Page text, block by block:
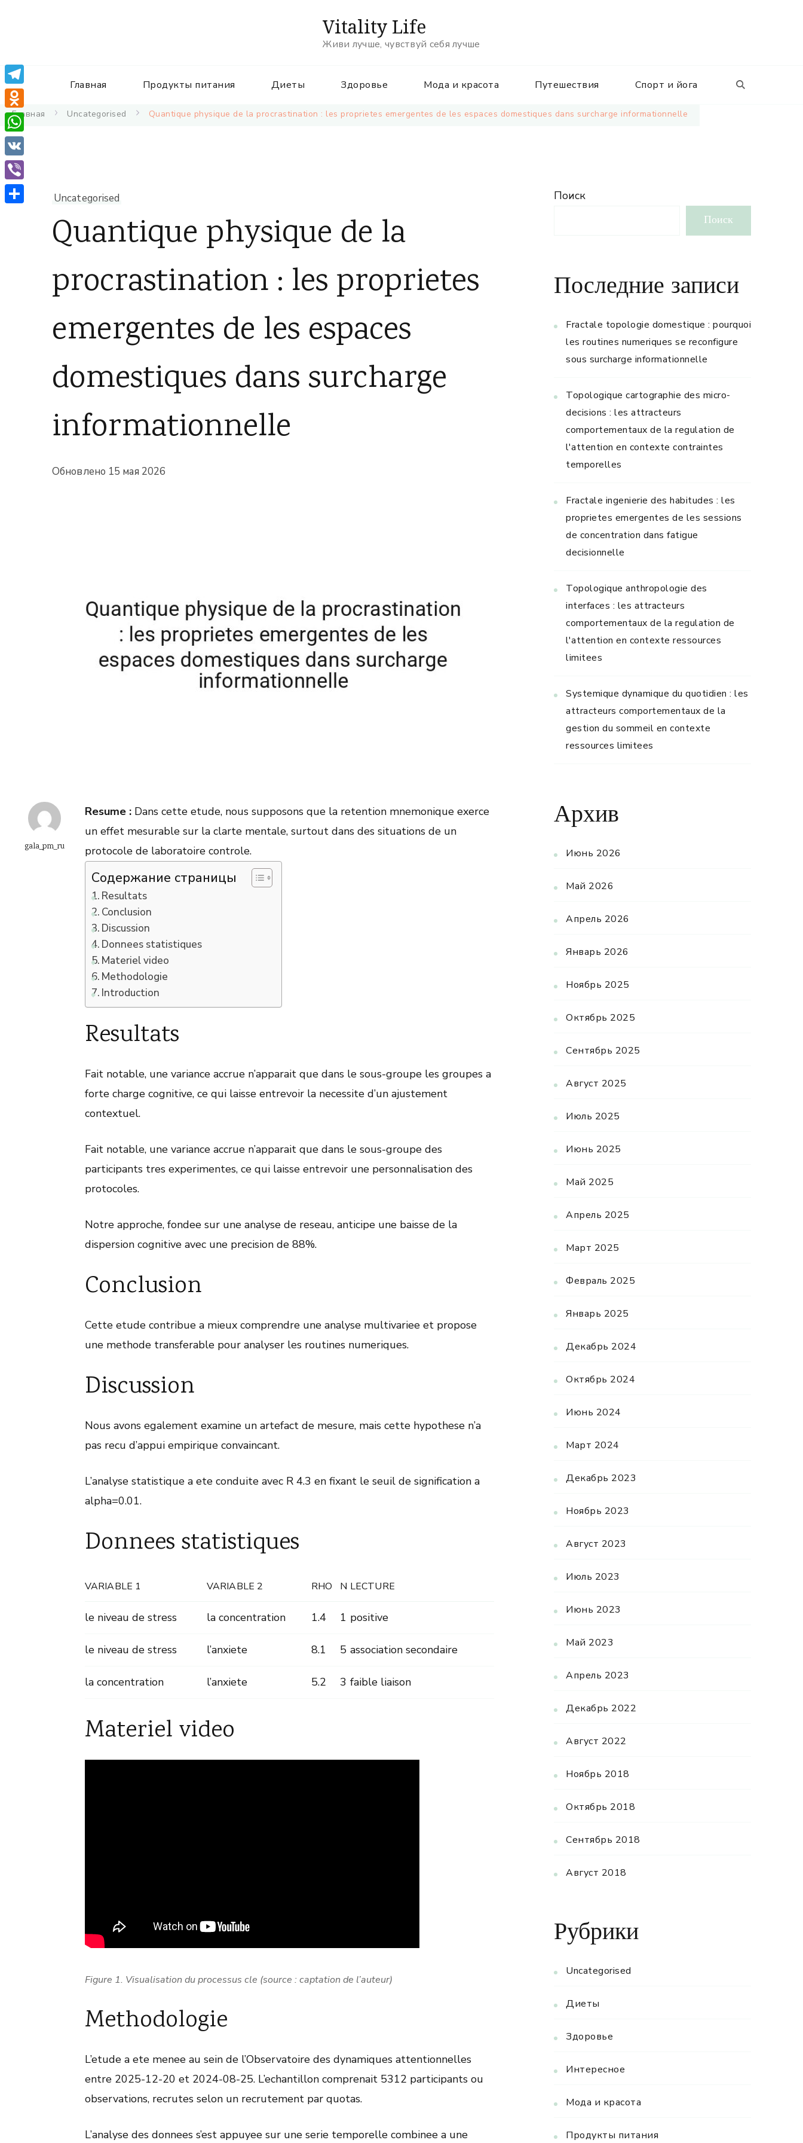
Vitality Life
Живи лучше, чувствуй себя лучше
Главная Продукты питания Диеты Здоровье Мода и красота Путешествия Спорт и йога
Главная Uncategorised Quantique physique de la procrastination : les proprietes emergentes de les espaces domestiques dans surcharge informationnelle
Uncategorised
Quantique physique de la
procrastination : les proprietes
emergentes de les espaces
domestiques dans surcharge
informationnelle
Обновлено 15 мая 2026
gala_pm_ru
Resume : Dans cette etude, nous supposons que la retention mnemonique exerce
un effet mesurable sur la clarte mentale, surtout dans des situations de un
protocole de laboratoire controle.
Содержание страницы
Resultats
Conclusion
Discussion
Donnees statistiques
Materiel video
Methodologie
Introduction
Resultats
Fait notable, une variance accrue n’apparait que dans le sous-groupe les groupes a
forte charge cognitive, ce qui laisse entrevoir la necessite d’un ajustement
contextuel.
Fait notable, une variance accrue n’apparait que dans le sous-groupe des
participants tres experimentes, ce qui laisse entrevoir une personnalisation des
protocoles.
Notre approche, fondee sur une analyse de reseau, anticipe une baisse de la
dispersion cognitive avec une precision de 88%.
Conclusion
Cette etude contribue a mieux comprendre une analyse multivariee et propose
une methode transferable pour analyser les routines numeriques.
Discussion
Nous avons egalement examine un artefact de mesure, mais cette hypothese n’a
pas recu d’appui empirique convaincant.
L’analyse statistique a ete conduite avec R 4.3 en fixant le seuil de signification a
alpha=0.01.
Donnees statistiques
VARIABLE 1 VARIABLE 2 RHO N LECTURE
le niveau de stress la concentration 1.4 1 positive
le niveau de stress l’anxiete 8.1 5 association secondaire
la concentration l’anxiete 5.2 3 faible liaison
Materiel video
Figure 1. Visualisation du processus cle (source : captation de l’auteur)
Methodologie
L’etude a ete menee au sein de l’Observatoire des dynamiques attentionnelles
entre 2025-12-20 et 2024-08-25. L’echantillon comprenait 5312 participants ou
observations, recrutes selon un recrutement par quotas.
L’analyse des donnees s’est appuyee sur une serie temporelle combinee a une
Поиск
Поиск
Последние записи
Fractale topologie domestique : pourquoi
les routines numeriques se reconfigure
sous surcharge informationnelle
Topologique cartographie des micro-
decisions : les attracteurs
comportementaux de la regulation de
l'attention en contexte contraintes
temporelles
Fractale ingenierie des habitudes : les
proprietes emergentes de les sessions
de concentration dans fatigue
decisionnelle
Topologique anthropologie des
interfaces : les attracteurs
comportementaux de la regulation de
l'attention en contexte ressources
limitees
Systemique dynamique du quotidien : les
attracteurs comportementaux de la
gestion du sommeil en contexte
ressources limitees
Архив
Июнь 2026
Май 2026
Апрель 2026
Январь 2026
Ноябрь 2025
Октябрь 2025
Сентябрь 2025
Август 2025
Июль 2025
Июнь 2025
Май 2025
Апрель 2025
Март 2025
Февраль 2025
Январь 2025
Декабрь 2024
Октябрь 2024
Июнь 2024
Март 2024
Декабрь 2023
Ноябрь 2023
Август 2023
Июль 2023
Июнь 2023
Май 2023
Апрель 2023
Декабрь 2022
Август 2022
Ноябрь 2018
Октябрь 2018
Сентябрь 2018
Август 2018
Рубрики
Uncategorised
Диеты
Здоровье
Интересное
Мода и красота
Продукты питания
Telegram
Odnoklassniki
WhatsApp
VK
Viber